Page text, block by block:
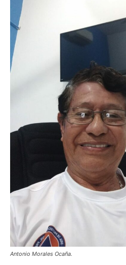
Antonio Morales Ocaña.